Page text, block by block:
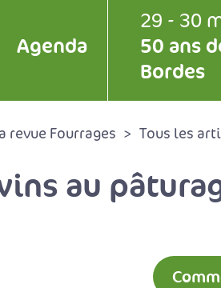
Agenda
29 - 30
50 ans
Bordes
revue Fourrages Tous les
au